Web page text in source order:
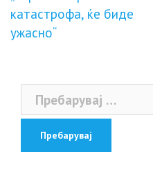
напис
катастрофа, ќе биде
ужасно“
Пребарувај
за: